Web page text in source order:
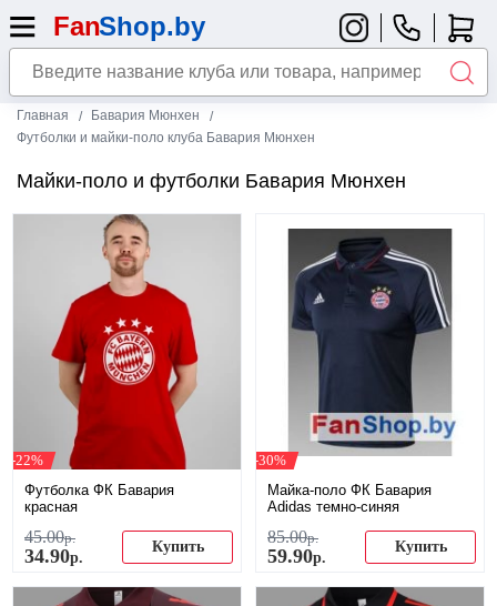
Главная
Бавария Мюнхен
Футболки и майки-поло клуба Бавария Мюнхен
Майки-поло и футболки Бавария Мюнхен
-22%
Футболка ФК Бавария
красная
45.00р.
34.90р.
Купить
-30%
Майка-поло ФК Бавария
Adidas темно-синяя
85.00р.
59.90р.
Купить